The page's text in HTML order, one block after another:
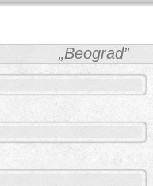
„Beograd”